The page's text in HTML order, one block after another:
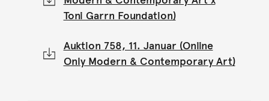
Toni Garrn Foundation)
Auktion 758, 11. Januar (Online
Only Modern & Contemporary Art)